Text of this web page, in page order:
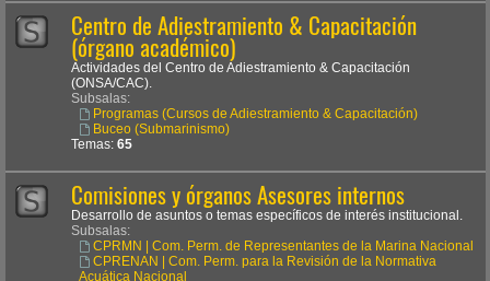
Centro de Adiestramiento & Capacitación
(órgano académico)
Actividades del Centro de Adiestramiento & Capacitación
(ONSA/CAC).
Subsalas:
Programas (Cursos de Adiestramiento & Capacitación)
Buceo (Submarinismo)
Temas: 65
Comisiones y órganos Asesores internos
Desarrollo de asuntos o temas específicos de interés institucional.
Subsalas:
CPRMN | Com. Perm. de Representantes de la Marina Nacional
CPRENAN | Com. Perm. para la Revisión de la Normativa
Acuática Nacional